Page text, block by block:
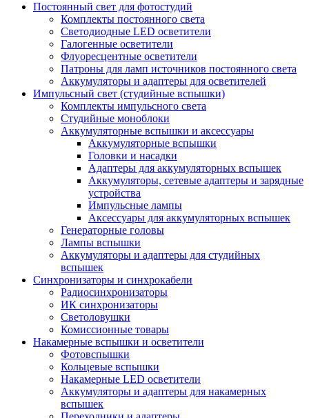
Постоянный свет для фотостудий
Комплекты постоянного света
Светодиодные LED осветители
Галогенные осветители
Флуоресцентные осветители
Патроны для ламп источников постоянного света
Аккумуляторы и адаптеры для осветителей
Импульсный свет (студийные вспышки)
Комплекты импульсного света
Студийные моноблоки
Аккумуляторные вспышки и аксессуары
Аккумуляторные вспышки
Головки и насадки
Адаптеры для аккумуляторных вспышек
Аккумуляторы, сетевые адаптеры и зарядные
устройства
Импульсные лампы
Аксессуары для аккумуляторных вспышек
Генераторные головы
Лампы вспышки
Аккумуляторы и адаптеры для студийных
вспышек
Синхронизаторы и синхрокабели
Радиосинхронизаторы
ИК синхронизаторы
Светоловушки
Комиссионные товары
Накамерные вспышки и осветители
Фотовспышки
Кольцевые вспышки
Накамерные LED осветители
Аккумуляторы и адаптеры для накамерных
вспышек